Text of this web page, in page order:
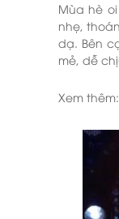
Mùa hè
nhẹ,
dạ. Bên
mẻ, dễ
Xem thêm: